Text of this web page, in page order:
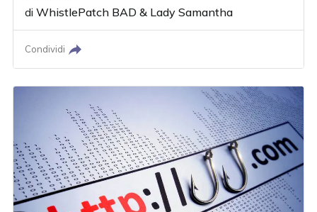
diWhistlePatch BAD & Lady Samantha
Condividi